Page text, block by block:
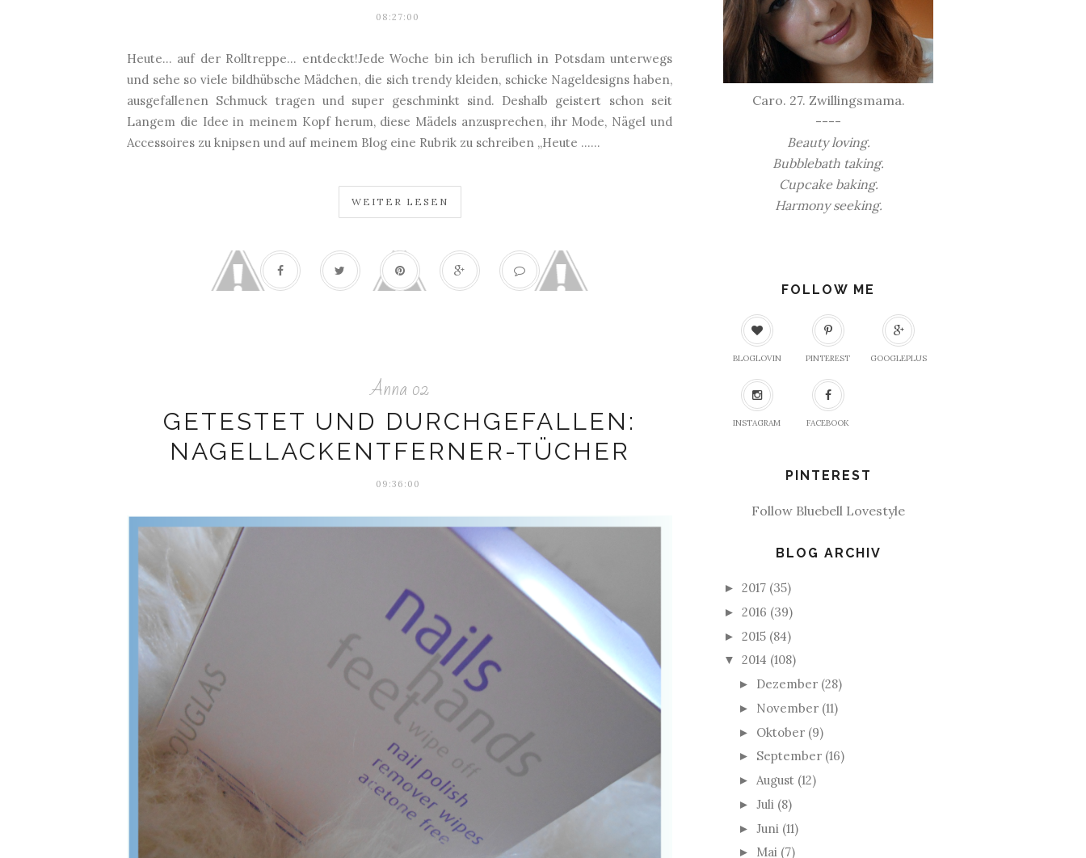
08:27:00
Heute… auf der Rolltreppe… entdeckt!Jede Woche bin ich beruflich in Potsdam unterwegs
und sehe so viele bildhübsche Mädchen, die sich trendy kleiden, schicke Nageldesigns haben,
ausgefallenen Schmuck tragen und super geschminkt sind. Deshalb geistert schon seit
Langem die Idee in meinem Kopf herum, diese Mädels anzusprechen, ihr Mode, Nägel und
Accessoires zu knipsen und auf meinem Blog eine Rubrik zu schreiben „Heute …...
WEITER LESEN
Anna 02
GETESTET UND DURCHGEFALLEN:
NAGELLACKENTFERNER-TÜCHER
09:36:00
Caro. 27. Zwillingsmama.
----
Beauty loving.
Bubblebath taking.
Cupcake baking.
Harmony seeking.
FOLLOW ME
BLOGLOVIN PINTEREST GOOGLEPLUS
INSTAGRAM FACEBOOK
PINTEREST
Follow Bluebell Lovestyle
BLOG ARCHIV
► 2017 (35)
► 2016 (39)
► 2015 (84)
▼ 2014 (108)
► Dezember (28)
► November (11)
► Oktober (9)
► September (16)
► August (12)
► Juli (8)
► Juni (11)
► Mai (7)